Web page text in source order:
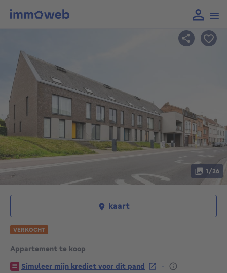
Appartement te koop
€ Simuleer mijn krediet voor dit pand
-
1/26
kaart
VERKOCHT